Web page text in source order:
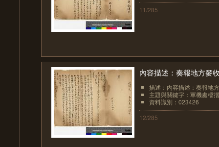
11/285
內容描述：奏報地方麥
描述：內容描述：奏報地
主題與關鍵字：軍機處檔
資料識別：023426
12/285